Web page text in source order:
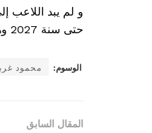
و لم يبد اللاعب
حتى سنة 2027 وهو ما يجعل القرار الأخير بيد مسؤولي الفريق.
الوسوم: محمود
المقال السابق